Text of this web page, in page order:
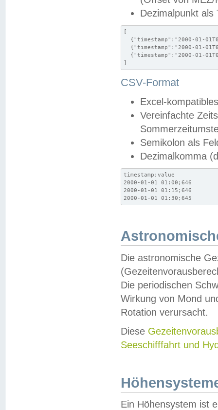
Dezimalpunkt als
[
{"timestamp":"2000-01-
{"timestamp":"2000-01-
{"timestamp":"2000-01-
]
CSV-Format
Excel-
Vereinfachte
Semikolon als
Dezimalkomma
timestamp;value
2000-01-01 01:00;646
2000-01-01 01:15;646
2000-01-01 01:30;645
Die astronomische
Die periodischen
Wirkung von Mond
Rotation verursacht.
Diese
Seeschifffahrt und
Ein Höhensystem ist